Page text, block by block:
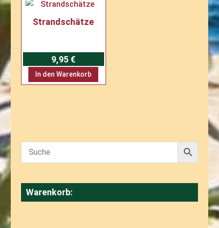
Strandschätze
9,95 €
In den Warenkorb
Warenkorb: